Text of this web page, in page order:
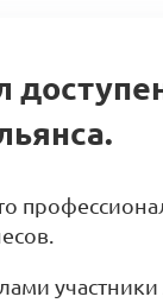
участники